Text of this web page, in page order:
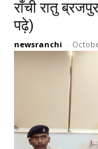
राँची रातु
पढ़े)
newsranchi -